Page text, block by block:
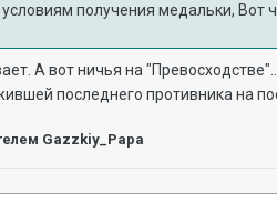
получения медальки,
А вот ничья на
последнего противника на
Gazzkiy_Papa